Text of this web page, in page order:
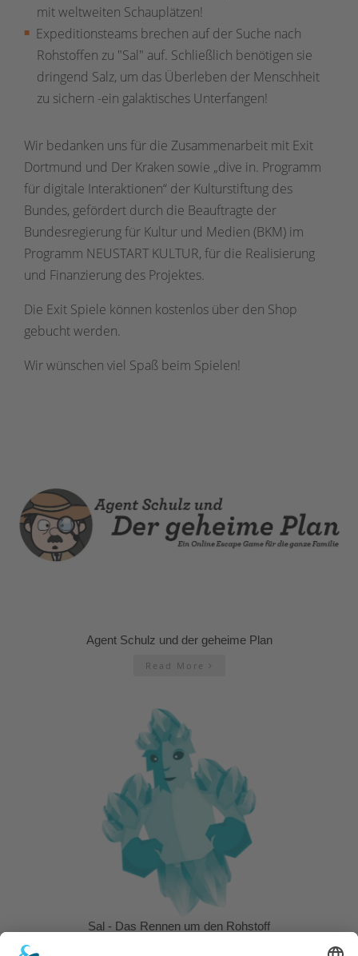
mit weltweiten Schauplätzen!
Expeditionsteams brechen auf der Suche nach
Rohstoffen zu "Sal" auf. Schließlich benötigen sie
dringend Salz, um das Überleben der Menschheit
zu sichern -ein galaktisches Unterfangen!
Wir bedanken uns für die Zusammenarbeit mit Exit
Dortmund und Der Kraken sowie „dive in. Programm
für digitale Interaktionen“ der Kulturstiftung des
Bundes, gefördert durch die Beauftragte der
Bundesregierung für Kultur und Medien (BKM) im
Programm NEUSTART KULTUR, für die Realisierung
und Finanzierung des Projektes.
Die Exit Spiele können kostenlos über den Shop
gebucht werden.
Wir wünschen viel Spaß beim Spielen!
Agent Schulz und der geheime Plan
Read More
Sal - Das Rennen um den Rohstoff